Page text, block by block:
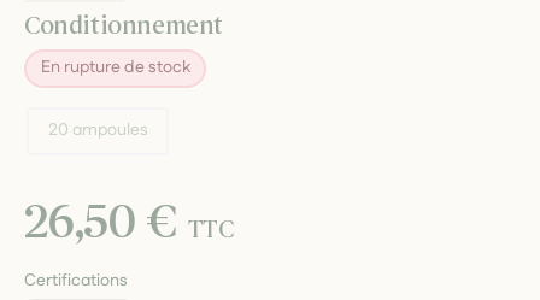
Conditionnement
En rupture de stock
20 ampoules
26,50 €TTC
Certifications